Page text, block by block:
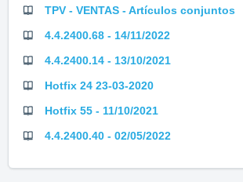
TPV - VENTAS - Artículos conjuntos
4.4.2400.68 - 14/11/2022
4.4.2400.14 - 13/10/2021
Hotfix 24 23-03-2020
Hotfix 55 - 11/10/2021
4.4.2400.40 - 02/05/2022